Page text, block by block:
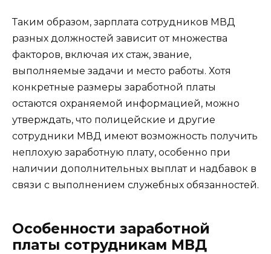
Таким образом, зарплата сотрудников МВД
разных должностей зависит от множества
факторов, включая их стаж, звание,
выполняемые задачи и место работы. Хотя
конкретные размеры заработной платы
остаются охраняемой информацией, можно
утверждать, что полицейские и другие
сотрудники МВД имеют возможность получить
неплохую заработную плату, особенно при
наличии дополнительных выплат и надбавок в
связи с выполнением служебных обязанностей.
Особенности заработной
платы сотрудникам МВД